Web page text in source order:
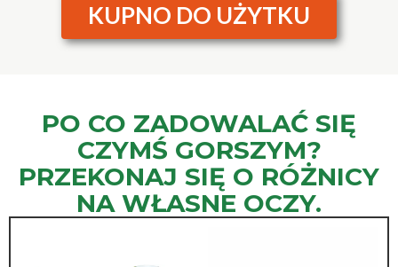
KUPNO DO UŻYTKU
PO CO ZADOWALAĆ SIĘ
CZYMŚ GORSZYM?
PRZEKONAJ SIĘ O RÓŻNICY
NA WŁASNE OCZY.